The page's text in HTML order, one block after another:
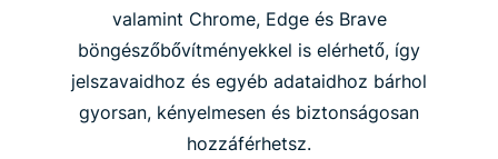
valamint Chrome, Edge és Brave
böngészőbővítményekkel is elérhető, így
jelszavaidhoz és egyéb adataidhoz bárhol
gyorsan, kényelmesen és biztonságosan
hozzáférhetsz.